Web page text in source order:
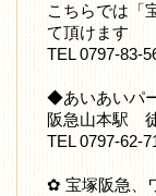
こちらでは「
て頂けます
TEL 0797-83-
◆あいあいパ
阪急山本駅
TEL 0797-62-
✿ 宝塚阪急、